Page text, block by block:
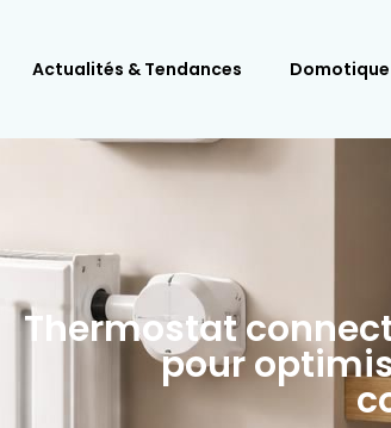
Actualités & Tendances Domotique
Thermostat
pour